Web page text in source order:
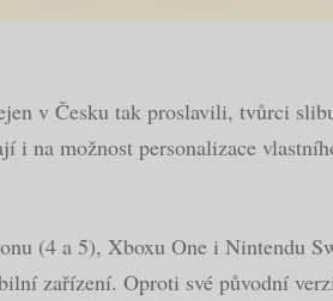
v Česku tak proslavili, tvůrci
na možnost personalizace
(4 a 5), Xboxu One i Nintendu
zařízení. Oproti své původní